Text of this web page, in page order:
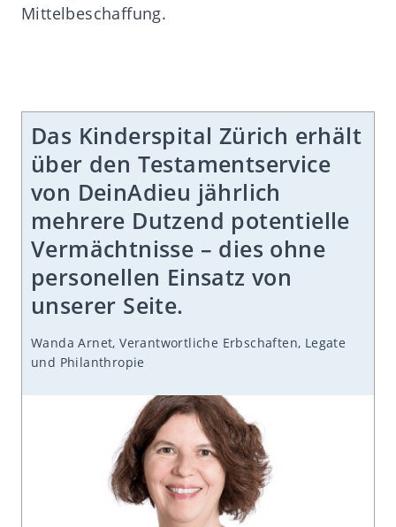
Mittelbeschaffung.
Das Kinderspital Zürich erhält
über den Testamentservice
von DeinAdieu jährlich
mehrere Dutzend potentielle
Vermächtnisse – dies ohne
personellen Einsatz von
unserer Seite.
Wanda Arnet, Verantwortliche Erbschaften, Legate
und Philanthropie